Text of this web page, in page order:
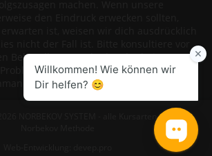
Behandlungsmethode oder bei
immer einen Arzt oder
NORBEKOV SYSTEM - alle Kursarten nach der